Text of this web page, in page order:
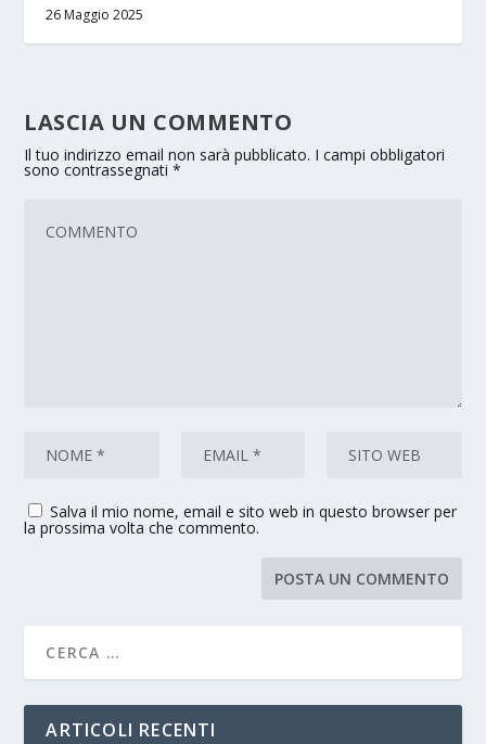
26 Maggio 2025
LASCIA UN COMMENTO
Il tuo indirizzo email non sarà pubblicato. I campi obbligatori
sono contrassegnati*
Salva il mio nome, email e sito web in questo browser per
la prossima volta che commento.
ARTICOLI RECENTI